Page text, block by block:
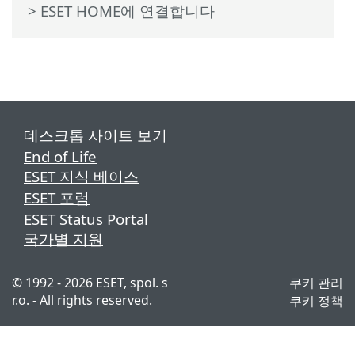
> ESET HOME에 연결합니다
데스크톱 사이트 보기
End of Life
ESET 지식 베이스
ESET 포럼
ESET Status Portal
국가별 지원
© 1992 - 2026 ESET, spol. s
r.o. - All rights reserved.
쿠키 관리
쿠키 정책